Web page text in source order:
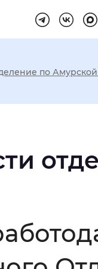
:
по Амурской